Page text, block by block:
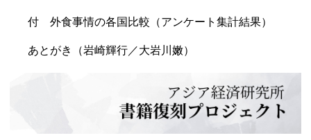
付 外食事情の各国比較（アンケート集計結果）
あとがき（岩崎輝行／大岩川嫩）